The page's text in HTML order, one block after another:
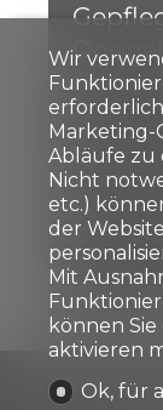
Hitzkirch
Preis auf
120 m²
Home
Wir
Marketing-
Abläufe zu
Nicht
etc.)
der
Mit
können
aktivieren
Ok, für